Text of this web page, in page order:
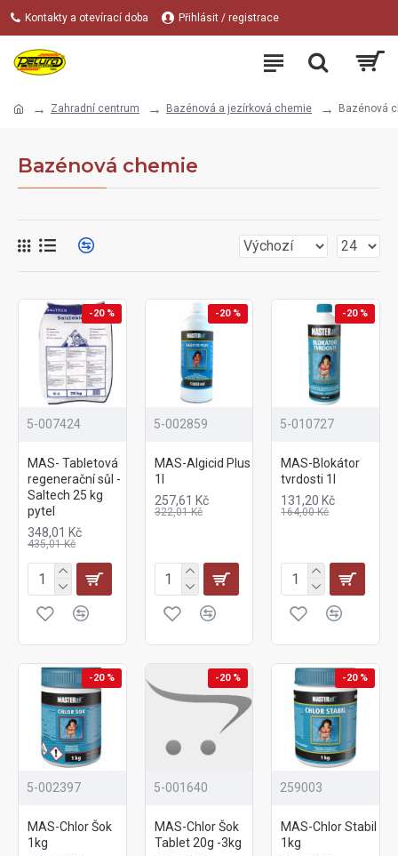
Kontakty a otevírací doba Přihlásit / registrace
Zahradní centrum Bazénová a jezírková chemie Bazénová
Bazénová chemie
-20 %
5-007424
MAS- Tabletová
regenerační sůl -
Saltech 25 kg
pytel
348,01 Kč
435,01 Kč
-20 %
5-002859
MAS-Algicid Plus
1l
257,61 Kč
322,01 Kč
-20 %
5-010727
MAS-Blokátor
tvrdosti 1l
131,20 Kč
164,00 Kč
-20 %
5-002397
MAS-Chlor Šok
1kg
-20 %
5-001640
MAS-Chlor Šok
Tablet 20g -3kg
-20 %
259003
MAS-Chlor Stabil
1kg